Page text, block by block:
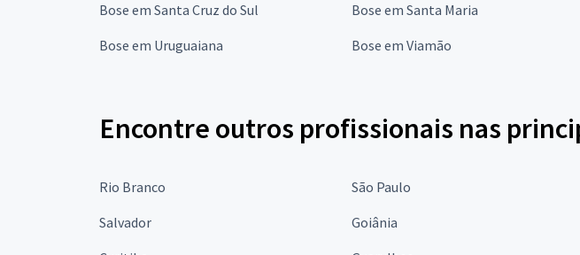
Bose em Santa Cruz do Sul
Bose em Santa Maria
Bose em Uruguaiana
Bose em Viamão
Encontre outros profissionais nas
Rio Branco São Paulo
Salvador
Goiânia